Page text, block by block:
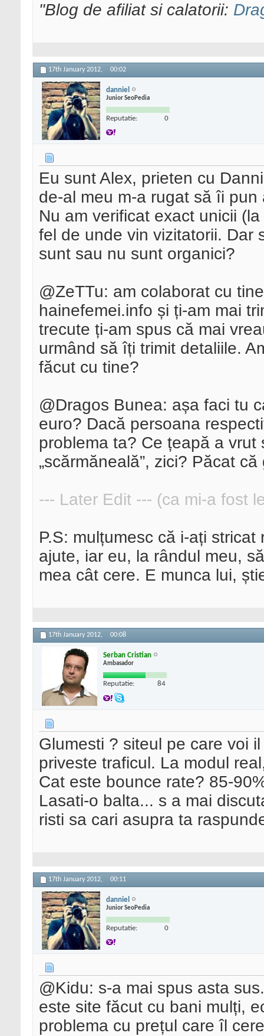
"Blog de afiliat si calatorii:
17th January 2012, 00:02
danniel
Junior SeoPedia
Reputatie: 0
Eu sunt Alex, prieten cu
de-al meu m-a rugat să îi
Nu am verificat exact unicii
fel de unde vin vizitatorii. Dar
sunt sau nu sunt organici?
@ZeTTu: am colaborat cu
hainefemei.info și ți-am mai
trecute ți-am spus că mai
urmând să îți trimit detaliile.
făcut cu tine?
@Dragos Bunea: așa faci tu
euro? Dacă persoana
problema ta? Ce țeapă a vrut
„scărmăneală”, zici? Păcat
--- Later Edit --- (ca mi-a fost
P.S: mulțumesc că i-ați
ajute, iar eu, la rândul meu,
mea cât cere. E munca lui,
17th January 2012, 00:08
Serban Cristian
Ambasador
Reputatie: 84
Glumesti ? siteul pe care voi
priveste traficul. La modul
Cat este bounce rate? 85-
Lasati-o balta... s a mai
risti sa cari asupra ta
17th January 2012, 00:11
danniel
Junior SeoPedia
Reputatie: 0
@Kidu: s-a mai spus asta
este site făcut cu bani mulți,
problema cu prețul care îl